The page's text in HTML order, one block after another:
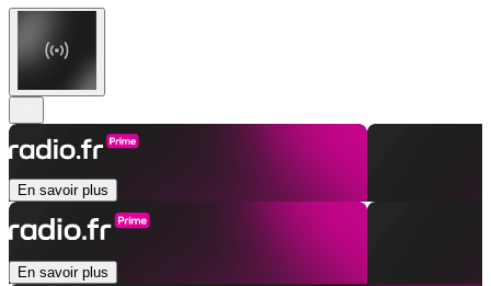
En savoir plus
En savoir plus